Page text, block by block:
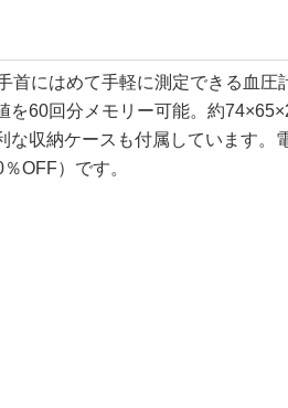
手首にはめて手軽に測定できる血
を60回分メモリー可能。約
な収納ケースも付属しています。
OFF）です。